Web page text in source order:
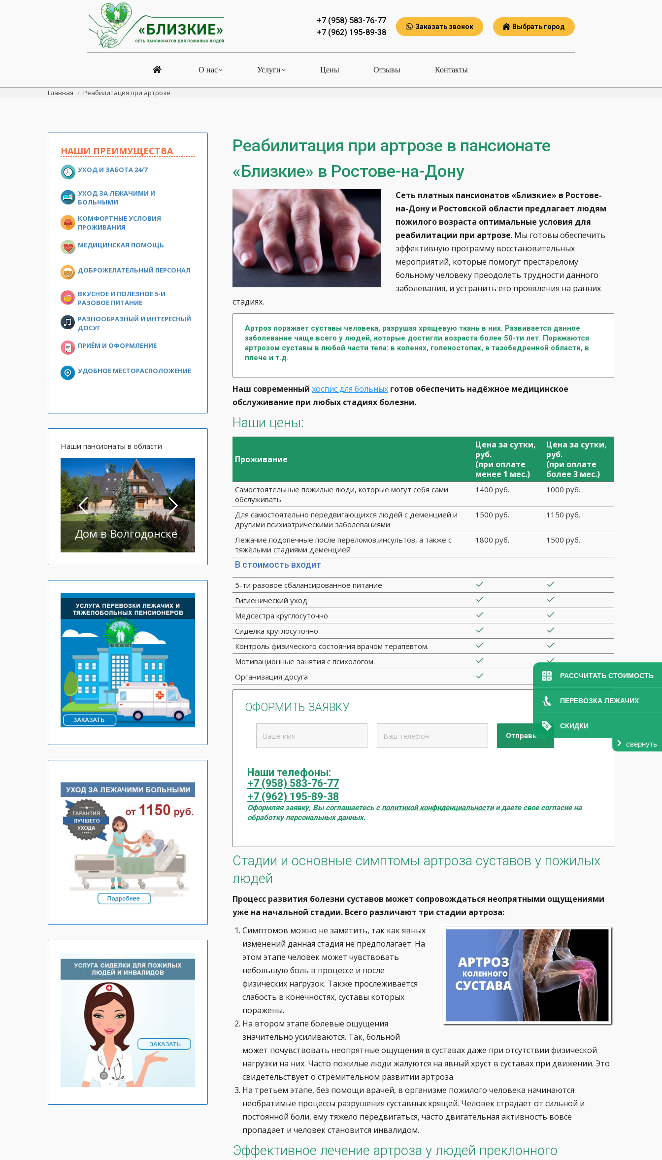
РАССЧИТАТЬ СТОИМОСТЬ
ПЕРЕВОЗКА ЛЕЖАЧИХ
СКИДКИ
свернуть
+7 (958) 583-76-77
+7 (962) 195-89-38
Заказать звонок Выбрать город
О нас Услуги Цены Отзывы Контакты
Вы здесь:
Главная Реабилитация при артрозе
Реабилитация при артрозе в пансионате
«Близкие» в Ростове-на-Дону
Сеть платных пансионатов «Близкие» в Ростове-
на-Дону и Ростовской области предлагает людям
пожилого возраста оптимальные условия для
реабилитации при артрозе. Мы готовы обеспечить
эффективную программу восстановительных
мероприятий, которые помогут престарелому
больному человеку преодолеть трудности данного
заболевания, и устранить его проявления на ранних
стадиях.
Артроз поражает суставы человека, разрушая хрящевую ткань в них. Развивается данное
заболевание чаще всего у людей, которые достигли возраста более 50-ти лет. Поражаются
артрозом суставы в любой части тела: в коленях, голеностопах, в тазобедренной области, в
плече и т.д.
Наш современный хоспис для больных готов обеспечить надёжное медицинское
обслуживание при любых стадиях болезни.
Наши цены:
Проживание
Цена за сутки,
руб.
(при оплате
менее 1 мес.)
Цена за сутки,
руб.
(при оплате
более 3 мес.)
Самостоятельные пожилые люди, которые могут себя сами
обслуживать
1400 руб. 1000 руб.
Для самостоятельно передвигающихся людей с деменцией и
другими психиатрическими заболеваниями
1500 руб. 1150 руб.
Лежачие подопечные после переломов,инсультов, а также с
тяжёлыми стадиями деменцией
1800 руб. 1500 руб.
В стоимость входит
5-ти разовое сбалансированное питание
Гигиенический уход
Медсестра круглосуточно
Сиделка круглосуточно
Контроль физического состояния врачом терапевтом.
Мотивационные занятия с психологом.
Организация досуга
ОФОРМИТЬ ЗАЯВКУ
Наши телефоны:
+7 (958) 583-76-77
+7 (962) 195-89-38
Оформляя заявку, Вы соглашаетесь с политикой конфиденциальностии даете свое согласие на
обработку персональных данных.
Стадии и основные симптомы артроза суставов у пожилых
людей
Процесс развития болезни суставов может сопровождаться неопрятными ощущениями
уже на начальной стадии. Всего различают три стадии артроза:
Симптомов можно не заметить, так как явных
изменений данная стадия не предполагает. На
этом этапе человек может чувствовать
небольшую боль в процессе и после
физических нагрузок. Также прослеживается
слабость в конечностях, суставы которых
поражены.
На втором этапе болевые ощущения
значительно усиливаются. Так, больной
может почувствовать неопрятные ощущения в суставах даже при отсутствии физической
нагрузки на них. Часто пожилые люди жалуются на явный хруст в суставах при движении. Это
свидетельствует о стремительном развитии артроза.
На третьем этапе, без помощи врачей, в организме пожилого человека начинаются
необратимые процессы разрушения суставных хрящей. Человек страдает от сильной и
постоянной боли, ему тяжело передвигаться, часто двигательная активность вовсе
пропадает и человек становится инвалидом.
Эффективное лечение артроза у людей преклонного
НАШИ ПРЕИМУЩЕСТВА
УХОД И ЗАБОТА 24/7
УХОД ЗА ЛЕЖАЧИМИ И
БОЛЬНЫМИ
КОМФОРТНЫЕ УСЛОВИЯ
ПРОЖИВАНИЯ
МЕДИЦИНСКАЯ ПОМОЩЬ
ДОБРОЖЕЛАТЕЛЬНЫЙ ПЕРСОНАЛ
ВКУСНОЕ И ПОЛЕЗНОЕ 5-И
РАЗОВОЕ ПИТАНИЕ
РАЗНООБРАЗНЫЙ И ИНТЕРЕСНЫЙ
ДОСУГ
ПРИЁМ И ОФОРМЛЕНИЕ
УДОБНОЕ МЕСТОРАСПОЛОЖЕНИЕ
Наши пансионаты в области
Дом в Волгодонске